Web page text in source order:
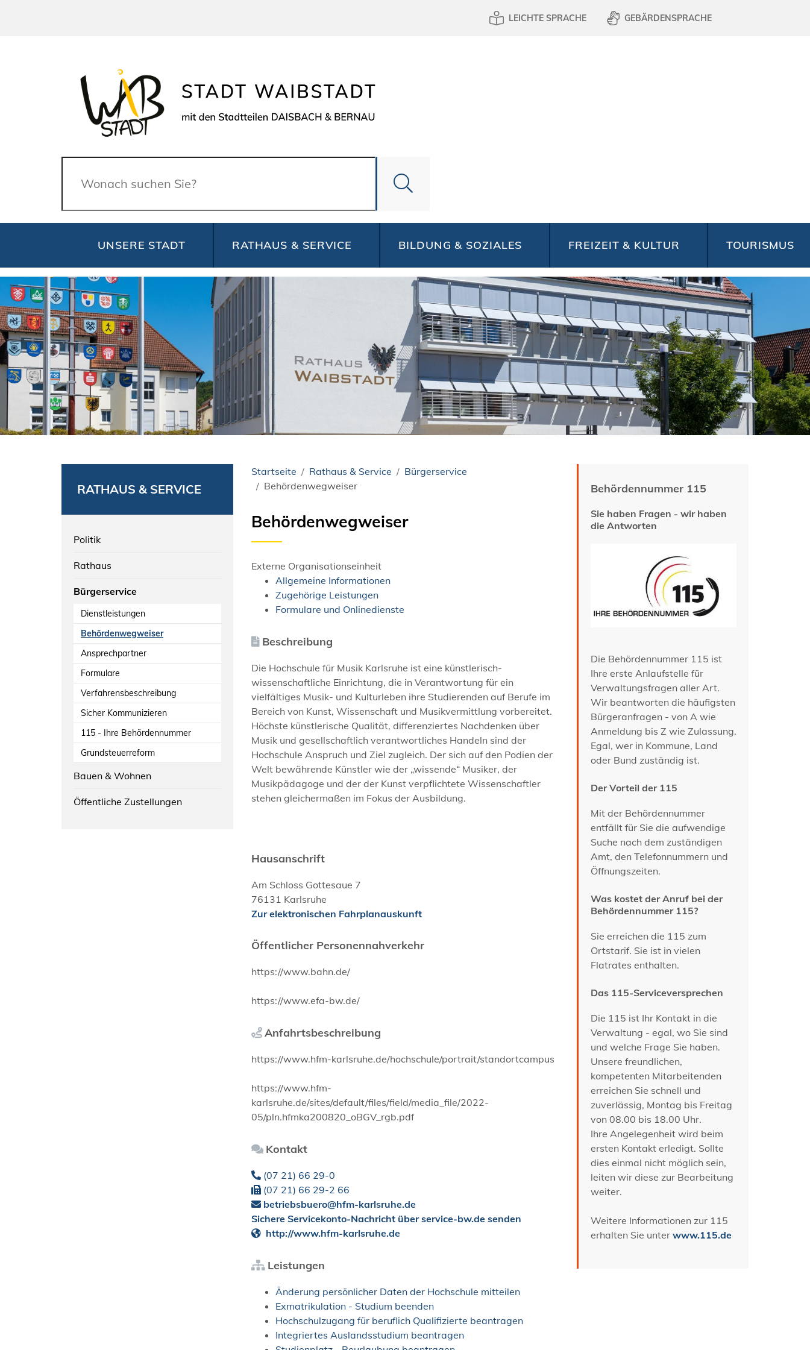
LEICHTE SPRACHE GEBÄRDENSPRACHE
Suche
UNSERE STADT RATHAUS & SERVICE BILDUNG & SOZIALES FREIZEIT & KULTUR TOURISMUS
RATHAUS & SERVICE
Politik
Rathaus
Bürgerservice
Dienstleistungen
Behördenwegweiser
Ansprechpartner
Formulare
Verfahrensbeschreibung
Sicher Kommunizieren
115 - Ihre Behördennummer
Grundsteuerreform
Bauen & Wohnen
Öffentliche Zustellungen
Startseite Rathaus & Service
Bürgerservice
Behördenwegweiser
Behördenwegweiser
Externe Organisationseinheit
Allgemeine Informationen
Zugehörige Leistungen
Formulare und Onlinedienste
Beschreibung
Die Hochschule für Musik Karlsruhe ist eine künstlerisch-
wissenschaftliche Einrichtung, die in Verantwortung für ein
vielfältiges Musik- und Kulturleben ihre Studierenden auf Berufe im
Bereich von Kunst, Wissenschaft und Musikvermittlung vorbereitet.
Höchste künstlerische Qualität, differenziertes Nachdenken über
Musik und gesellschaftlich verantwortliches Handeln sind der
Hochschule Anspruch und Ziel zugleich. Der sich auf den Podien der
Welt bewährende Künstler wie der „wissende“ Musiker, der
Musikpädagoge und der der Kunst verpflichtete Wissenschaftler
stehen gleichermaßen im Fokus der Ausbildung.
Hausanschrift
Am Schloss Gottesaue 7
76131 Karlsruhe
Zur elektronischen Fahrplanauskunft
Öffentlicher Personennahverkehr
https://www.bahn.de/
https://www.efa-bw.de/
Anfahrtsbeschreibung
https://www.hfm-karlsruhe.de/hochschule/portrait/standortcampus
https://www.hfm-
karlsruhe.de/sites/default/files/field/media_file/2022-
05/pln.hfmka200820_oBGV_rgb.pdf
Kontakt
(07 21) 66 29-0
(07 21) 66 29-2 66
betriebsbuero@hfm-karlsruhe.de
Sichere Servicekonto-Nachricht über service-bw.de senden
http://www.hfm-karlsruhe.de
Leistungen
Änderung persönlicher Daten der Hochschule mitteilen
Exmatrikulation - Studium beenden
Hochschulzugang für beruflich Qualifizierte beantragen
Integriertes Auslandsstudium beantragen
Behördennummer 115
Sie haben Fragen - wir haben
die Antworten
Die Behördennummer 115 ist
Ihre erste Anlaufstelle für
Verwaltungsfragen aller Art.
Wir beantworten die häufigsten
Bürgeranfragen - von A wie
Anmeldung bis Z wie Zulassung.
Egal, wer in Kommune, Land
oder Bund zuständig ist.
Der Vorteil der 115
Mit der Behördennummer
entfällt für Sie die aufwendige
Suche nach dem zuständigen
Amt, den Telefonnummern und
Öffnungszeiten.
Was kostet der Anruf bei der
Behördennummer 115?
Sie erreichen die 115 zum
Ortstarif. Sie ist in vielen
Flatrates enthalten.
Das 115-Serviceversprechen
Die 115 ist Ihr Kontakt in die
Verwaltung - egal, wo Sie sind
und welche Frage Sie haben.
Unsere freundlichen,
kompetenten Mitarbeitenden
erreichen Sie schnell und
zuverlässig, Montag bis Freitag
von 08.00 bis 18.00 Uhr.
Ihre Angelegenheit wird beim
ersten Kontakt erledigt. Sollte
dies einmal nicht möglich sein,
leiten wir diese zur Bearbeitung
weiter.
Weitere Informationen zur 115
erhalten Sie unter www.115.de